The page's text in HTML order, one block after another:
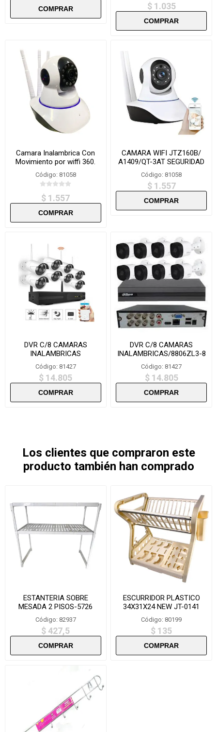
$ 1.035
Camara Inalambrica Con
Movimiento por wiffi 360.
Código: 81058
$ 1.557
CAMARA WIFI JTZ160B/
A1409/QT-3AT SEGURIDAD
Código: 81058
$ 1.557
DVR C/8 CAMARAS
INALAMBRICAS
Código: 81427
$ 14.805
DVR C/8 CAMARAS
INALAMBRICAS/8806ZL3-8
DVRI8
Código: 81427
$ 14.805
Los clientes que compraron este
producto también han comprado
ESTANTERIA SOBRE
MESADA 2 PISOS-5726
Código: 82937
$ 427,5
ESCURRIDOR PLASTICO
34X31X24 NEW JT-0141
Código: 80199
$ 135